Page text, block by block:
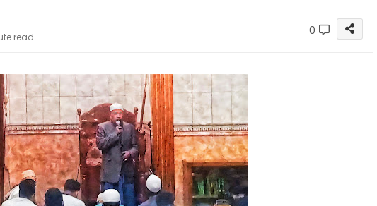
read 0